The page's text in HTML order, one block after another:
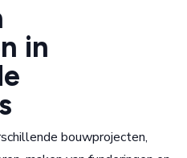
in
bouwprojecten,